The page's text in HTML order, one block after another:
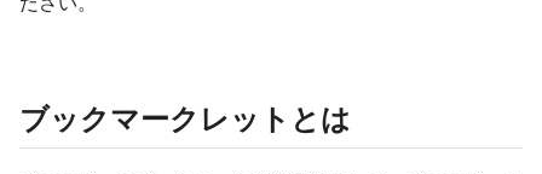
ブックマークレットとは